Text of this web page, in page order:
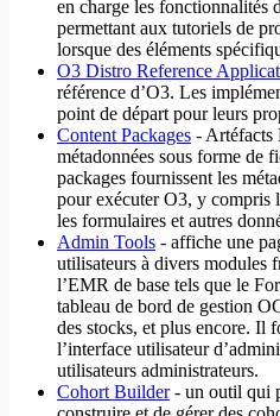
en charge les fonctionnalités
permettant aux tutoriels de
lorsque des éléments
O3 Distro Reference
référence d’O3. Les
point de départ pour leurs
Content Packages - Artéfacts
métadonnées sous forme de
packages fournissent les
pour exécuter O3, y compris
les formulaires et autres
Admin Tools - affiche une
utilisateurs à divers modules
l’EMR de base tels que le
tableau de bord de gestion
des stocks, et plus encore. Il
l’interface utilisateur
utilisateurs administrateurs.
Cohort Builder- un outil qui